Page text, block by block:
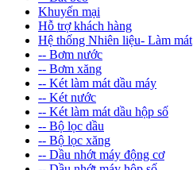
Khuyến mại
Hỗ trợ khách hàng
Hệ thống Nhiên liệu- Làm mát
-- Bơm nước
-- Bơm xăng
-- Két làm mát dầu máy
-- Két nước
-- Két làm mát dầu hộp số
-- Bộ lọc dầu
-- Bộ lọc xăng
-- Dầu nhớt máy động cơ